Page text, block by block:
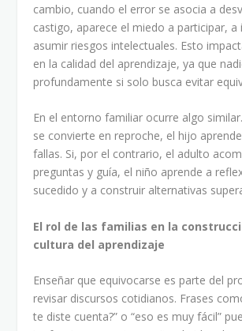
cambio, cuando el error se asocia a
castigo, aparece el miedo a participar, a
asumir riesgos intelectuales. Esto
en la calidad del aprendizaje, ya que
profundamente si solo busca evitar
En el entorno familiar ocurre algo
se convierte en reproche, el hijo
fallas. Si, por el contrario, el adulto
preguntas y guía, el niño aprende a
sucedido y a construir alternativas
El rol de las familias en la
cultura del aprendizaje
Enseñar que equivocarse es parte del
revisar discursos cotidianos. Frases
te diste cuenta?” o “eso es muy fácil”